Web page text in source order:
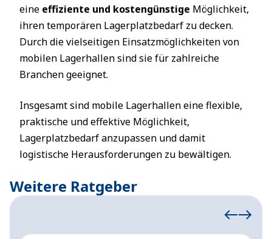
eine effiziente und kostengünstige Möglichkeit,
ihren temporären Lagerplatzbedarf zu decken.
Durch die vielseitigen Einsatzmöglichkeiten von
mobilen Lagerhallen sind sie für zahlreiche
Branchen geeignet.
Insgesamt sind mobile Lagerhallen eine flexible,
praktische und effektive Möglichkeit,
Lagerplatzbedarf anzupassen und damit
logistische Herausforderungen zu bewältigen.
Weitere Ratgeber